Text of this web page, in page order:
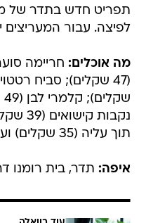
תפריט חדש בתדר של
לפיצה. עבור המעריצים
מה אוכלים:
תוך עליה (35 שקלים) ועוד.
איפה: תדר, בית רומנו דרך יפו 9 תל